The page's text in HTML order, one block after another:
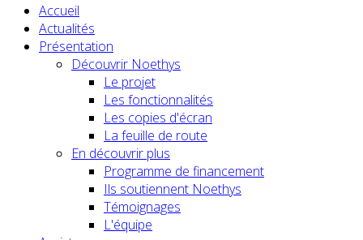
Accueil
Actualités
Présentation
Découvrir Noethys
Le projet
Les fonctionnalités
Les copies d'écran
La feuille de route
En découvrir plus
Programme de financement
Ils soutiennent Noethys
Témoignages
L'équipe